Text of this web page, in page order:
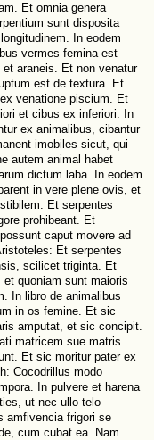
Et omnia genera
sunt disposita
In eodem
vermes femina est
araneis. Et non venatur
est de textura. Et
venatione piscium. Et
et cibus ex inferiori. In
ex animalibus, cibantur
imobiles sicut, qui
autem animal habet
dictum laba. In eodem
in vere plene ovis, et
Et serpentes
prohibeant. Et
caput movere ad
Et serpentes
scilicet triginta. Et
quoniam sunt maioris
In libro de animalibus
in os femine. Et sic
amputat, et sic concipit.
matricem sue matris
Et sic moritur pater ex
Cocodrillus modo
In pulvere et harena
ut nec ullo telo
amfivencia frigori se
cum cubat ea. Nam